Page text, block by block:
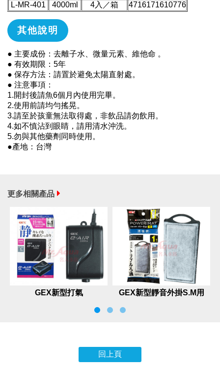
L-MR-401
4000ml 4入／箱 4716171610776
其他說明
● 主要成份：去離子水、微量元素、維他命 。
● 有效期限：5年
● 保存方法：請置於避免太陽直射處。
● 注意事項：
1.開封後請魚6個月內使用完畢。
2.使用前請均勻搖晃。
3.請至於孩童無法取得處，非飲品請勿飲用。
4.如不慎沾到眼睛，請用清水沖洗。
5.勿與其他藥劑同時使用。
●產地：台灣
更多相關產品
GEX新型打氣
GEX新型靜音外掛S.M用
回上頁